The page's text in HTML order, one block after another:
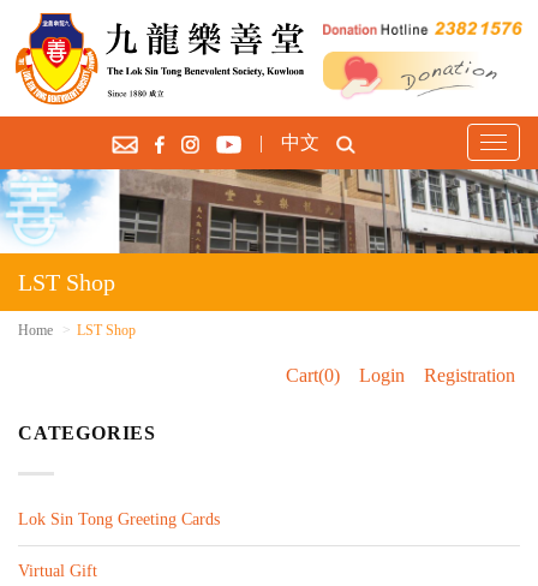
T
o
g
g
l
i
n
| 中文
LST Shop
Home LST Shop
Cart(0) Login Registration
CATEGORIES
Lok Sin Tong Greeting Cards
Virtual Gift